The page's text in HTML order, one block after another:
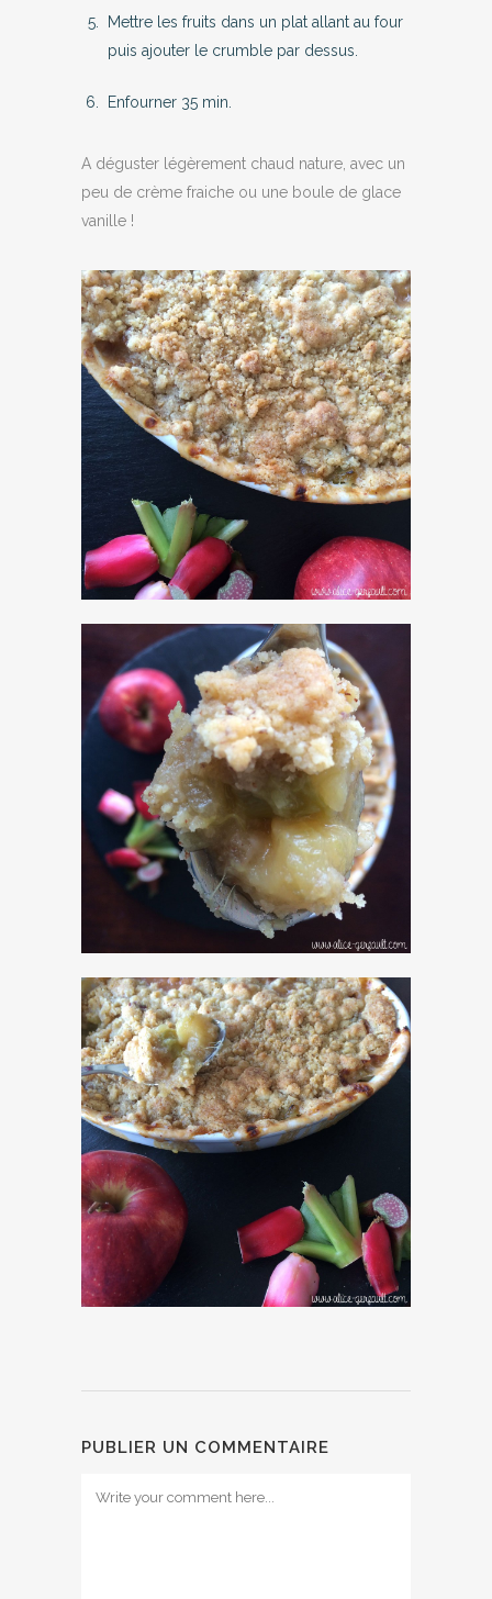
Mettre les fruits dans un plat allant au four
puis ajouter le crumble par dessus.
Enfourner 35 min.
A déguster légèrement chaud nature, avec un
peu de crème fraiche ou une boule de glace
vanille !
PUBLIER UN COMMENTAIRE